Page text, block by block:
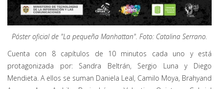
Póster oficial de "La pequeña Manhattan". Foto: Catalina Serrano.
Cuenta con 8 capítulos de 10 minutos cada uno y está
protagonizada por: Sandra Beltrán, Sergio Luna y Diego
Mendieta. A ellos se suman Daniela Leal, Camilo Moya, Brahyand